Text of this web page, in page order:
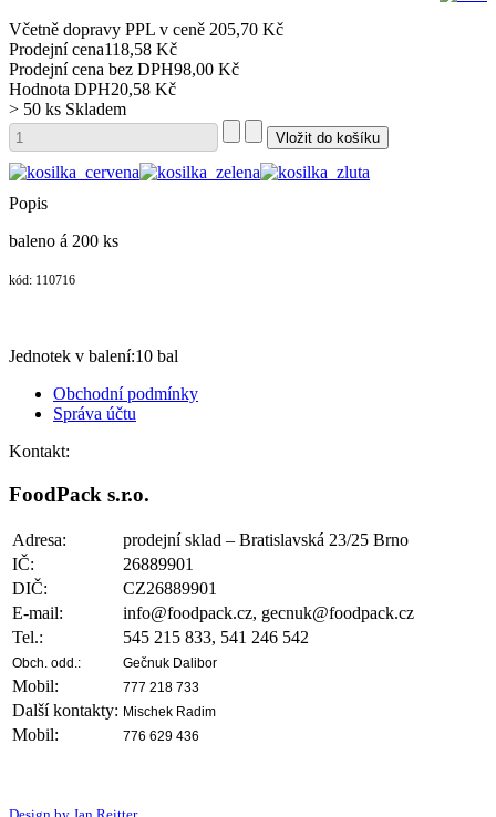
Včetně dopravy PPL v ceně 205,70 Kč
Prodejní cena118,58 Kč
Prodejní cena bez DPH98,00 Kč
Hodnota DPH20,58 Kč
> 50 ks Skladem
Popis
baleno á 200 ks
kód: 110716
Jednotek v balení:10 bal
Obchodní podmínky
Správa účtu
Kontakt:
FoodPack s.r.o.
Adresa:
prodejní sklad – Bratislavská 23/25 Brno
IČ:
26889901
DIČ:
CZ26889901
E-mail:
info@foodpack.cz, gecnuk@foodpack.cz
Tel.:
545 215 833, 541 246 542
Obch. odd.: Gečnuk Dalibor
Mobil: 777 218 733
Další kontakty: Mischek Radim
Mobil: 776 629 436